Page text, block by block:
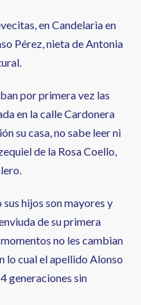
en Candelaria en
Pérez, nieta de Antonia
por primera vez las
en la calle Cardonera
su casa, no sabe leer ni
de la Rosa Coello,
sus hijos son mayores y
de su primera
no les cambian
lo cual el apellido Alonso
generaciones sin